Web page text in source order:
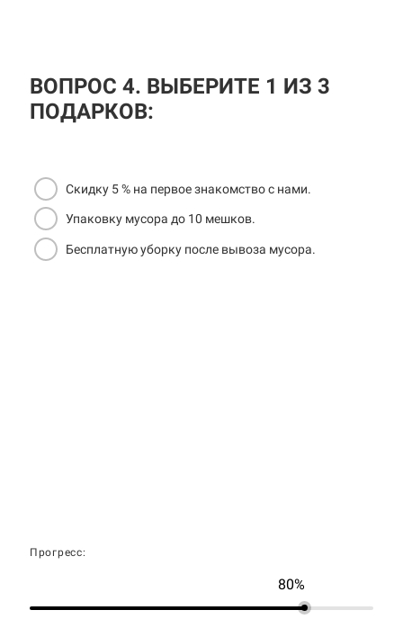
ВОПРОС 4. ВЫБЕРИТЕ 1 ИЗ 3
ПОДАРКОВ:
Скидку 5 % на первое знакомство с нами.
Упаковку мусора до 10 мешков.
Бесплатную уборку после вывоза мусора.
Прогресс:
80%